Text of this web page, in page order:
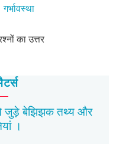
गर्भावस्था
का उत्तर
जुड़े बेझिझकतथ्यऔर
।